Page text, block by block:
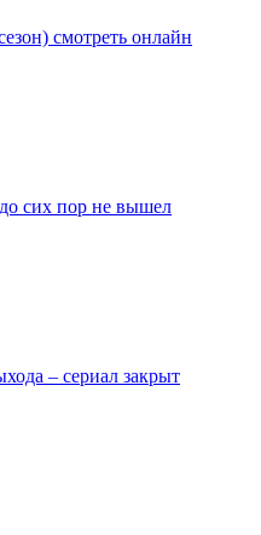
смотреть онлайн
сих пор не вышел
– сериал закрыт